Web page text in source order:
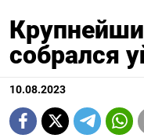
собрался
10.08.2023